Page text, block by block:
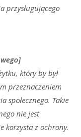
przysługującego
który by był
przeznaczeniem
społecznego. Takie
nie jest
korzysta z ochrony.